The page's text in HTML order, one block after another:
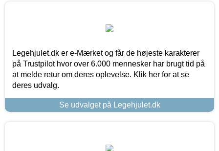
Legehjulet.dk er e-Mærket og får de højeste karakterer
på Trustpilot hvor over 6.000 mennesker har brugt tid på
at melde retur om deres oplevelse. Klik her for at se
deres udvalg.
Se udvalget på Legehjulet.dk